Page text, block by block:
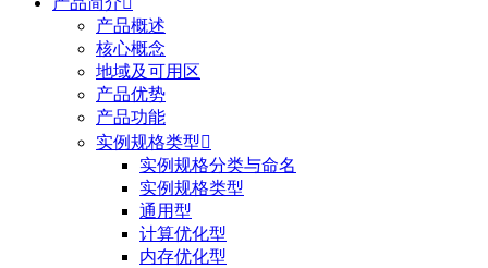
产品概述
核心概念
地域及可用区
产品优势
产品功能
实例规格类型
实例规格分类与命名
实例规格类型
通用型
计算优化型
内存优化型